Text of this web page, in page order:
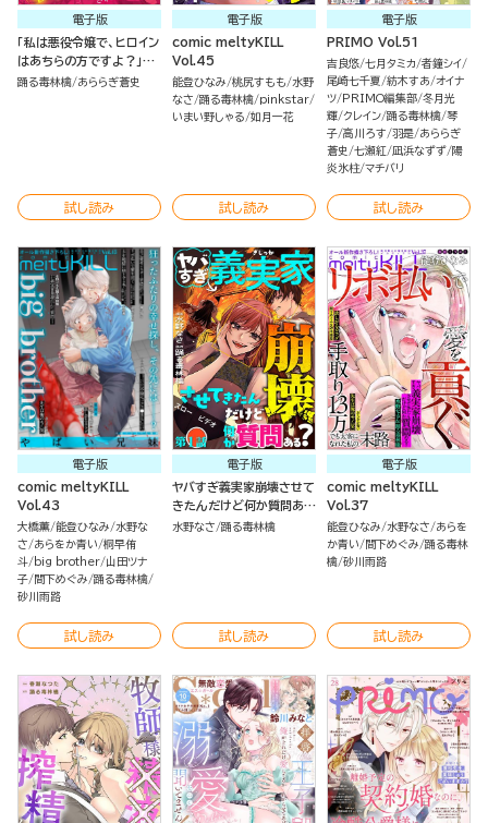
電子版
「私は悪役令嬢で、ヒロイン
はあちらの方ですよ？」人
類最強のヤンデレサイコお
踊る毒林檎 あららぎ蒼史
試し読み
電子版
comic meltyKILL
Vol.45
能登ひなみ 桃尻すもも 水野
なさ 踊る毒林檎 pinkstar
いまい野しゃる 如月一花
試し読み
電子版
PRIMO Vol.51
吉良悠 七月タミカ 者鐘シイ
尾崎七千夏 紡木すあ オイナ
ツ
PRIMO編集部 冬月光
輝 クレイン 踊る毒林檎 琴
子 高川ろす 羽是 あららぎ
蒼史
七瀬紅 凪浜なずず 陽
炎氷柱 マチバリ
試し読み
電子版
comic meltyKILL
Vol.43
大橋薫 能登ひなみ 水野な
さ
あらをか青い 桐早侑
斗
big brother 山田ツナ
子 間下めぐみ 踊る毒林檎
砂川雨路
試し読み
電子版
ヤバすぎ義実家崩壊させて
きたんだけど何か質問あ
る？（分冊版）
水野なさ 踊る毒林檎
試し読み
電子版
comic meltyKILL
Vol.37
能登ひなみ 水野なさ
あらを
か青い
間下めぐみ 踊る毒林
檎 砂川雨路
試し読み